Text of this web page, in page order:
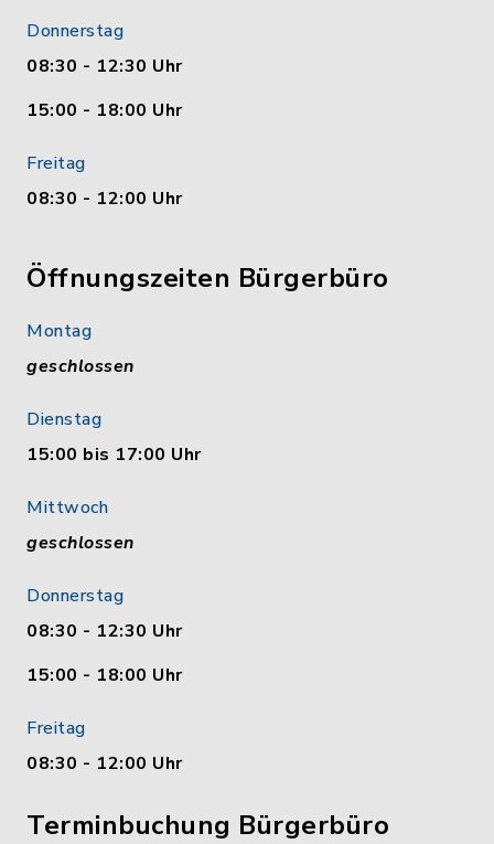
Donnerstag
08:30 - 12:30 Uhr
15:00 - 18:00 Uhr
Freitag
08:30 - 12:00 Uhr
Öffnungszeiten Bürgerbüro
Montag
geschlossen
Dienstag
15:00 bis 17:00 Uhr
Mittwoch
geschlossen
Donnerstag
08:30 - 12:30 Uhr
15:00 - 18:00 Uhr
Freitag
08:30 - 12:00 Uhr
Terminbuchung Bürgerbüro